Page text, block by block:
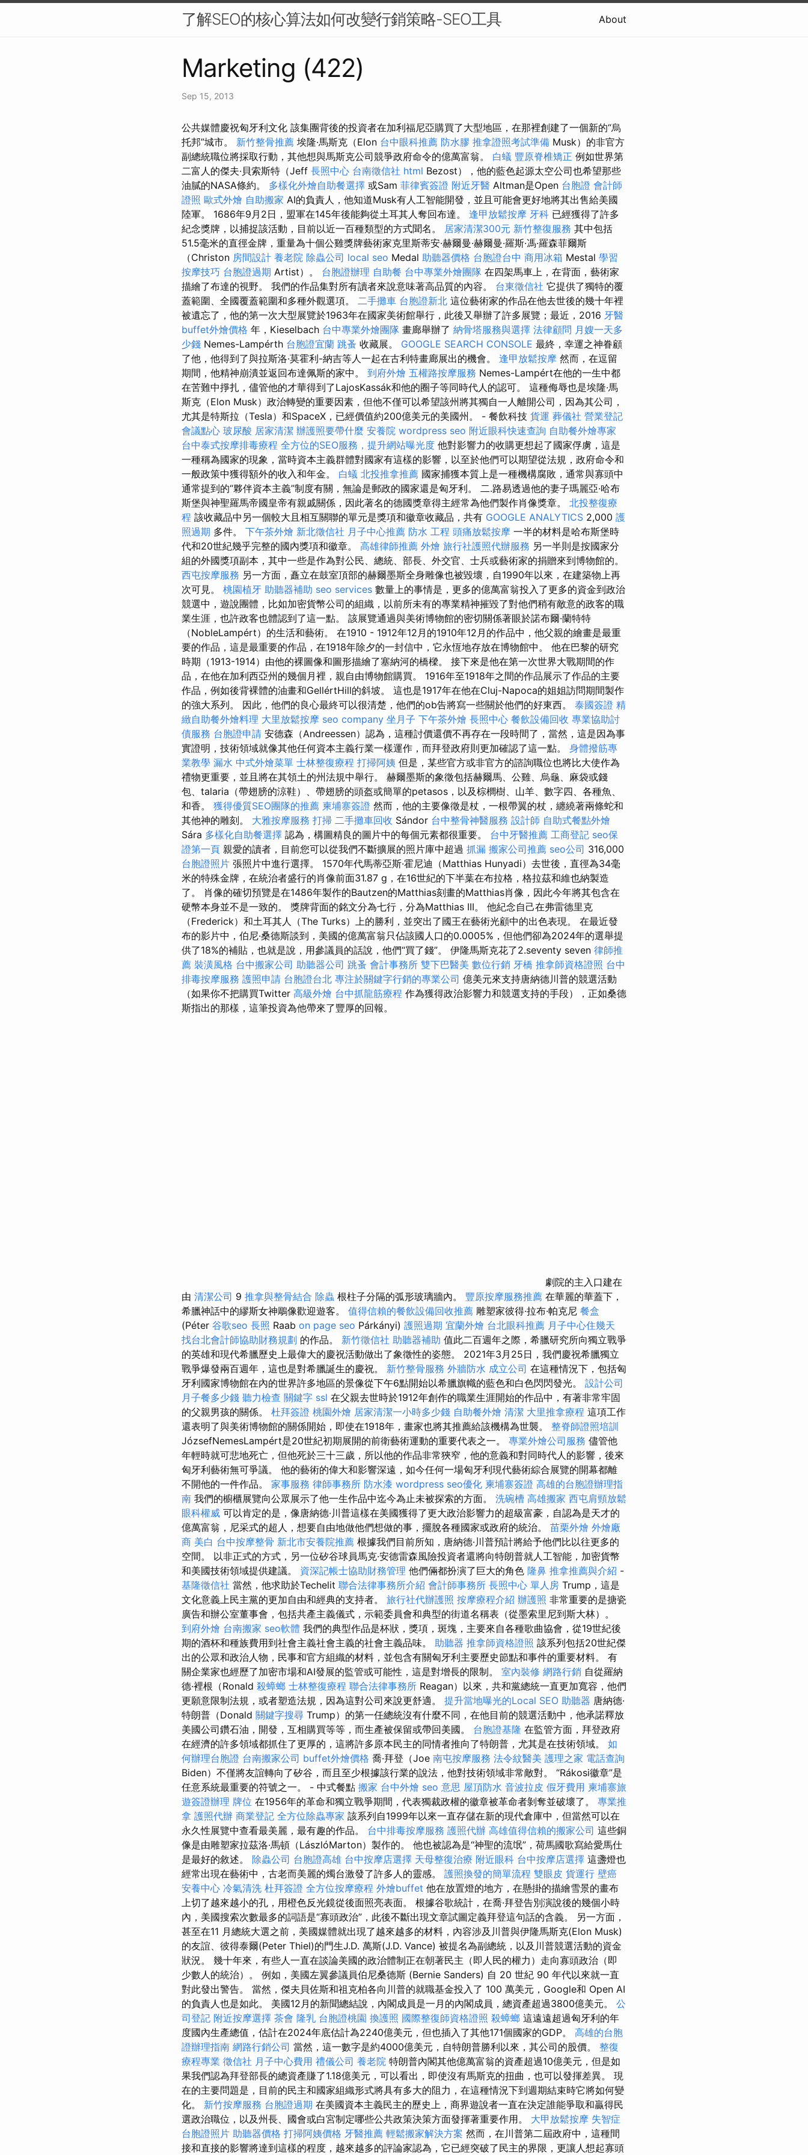
了解SEO的核心算法如何改變行銷策略-SEO工具 About
Marketing (422)
Sep 15, 2013
公共媒體慶祝匈牙利文化 該集團背後的投資者在加利福尼亞購買了大型地區，在那裡創建了一個新的“烏
托邦”城市。 新竹整骨推薦 埃隆·馬斯克（Elon 台中眼科推薦 防水膠 推拿證照考試準備 Musk）的非官方
副總統職位將採取行動，其他想與馬斯克公司競爭政府命令的億萬富翁。 白蟻 豐原脊椎矯正 例如世界第
二富人的傑夫·貝索斯特（Jeff 長照中心 台南徵信社 html Bezost），他的藍色起源太空公司也希望那些
油膩的NASA條約。 多樣化外燴自助餐選擇 或Sam 菲律賓簽證 附近牙醫 Altman是Open 台胞證 會計師
證照 歐式外燴 自助搬家 AI的負責人，他知道Musk有人工智能開發，並且可能會更好地將其出​​售給美國
陸軍。 1686年9月2日，盟軍在145年後能夠從土耳其人奪回布達。 逢甲放鬆按摩 牙科 已經獲得了許多
紀念獎牌，以捕捉該活動，目前以近一百種類型的方式聞名。 居家清潔300元 新竹整復服務 其中包括
51.5毫米的直徑金牌，重量為十個公雞獎牌藝術家克里斯蒂安·赫爾曼·赫爾曼·羅斯·馮·羅森菲爾斯
（Christon 房間設計 養老院 除蟲公司 local seo Medal 助聽器價格 台胞證台中 商用冰箱 Mestal 學習
按摩技巧 台胞證過期 Artist）。 台胞證辦理 自助餐 台中專業外燴團隊 在四架馬車上，在背面，藝術家
描繪了布達的視野。 我們的作品集對所有讀者來說意味著高品質的內容。 台東徵信社 它提供了獨特的覆
蓋範圍、全國覆蓋範圍和多種外觀選項。 二手攤車 台胞證新北 這位藝術家的作品在他去世後的幾十年裡
被遺忘了，他的第一次大型展覽於1963年在國家美術館舉行，此後又舉辦了許多展覽；最近，2016 牙醫
buffet外燴價格 年，Kieselbach 台中專業外燴團隊 畫廊舉辦了 納骨塔服務與選擇 法律顧問 月嫂一天多
少錢 Nemes-Lampérth 台胞證宜蘭 跳蚤 收藏展。 GOOGLE SEARCH CONSOLE 最終，幸運之神眷顧
了他，他得到了與拉斯洛·莫霍利-納吉等人一起在古利特畫廊展出的機會。 逢甲放鬆按摩 然而，在逗留
期間，他精神崩潰並返回布達佩斯的家中。 到府外燴 五權路按摩服務 Nemes-Lampért在他的一生中都
在苦難中掙扎，儘管他的才華得到了LajosKassák和他的圈子等同時代人的認可。 這種侮辱也是埃隆·馬
斯克（Elon Musk）政治轉變的重要因素，但他不僅可以希望該州將其獨自一人離開公司，因為其公司，
尤其是特斯拉（Tesla）和SpaceX，已經價值約200億美元的美國州。 - 餐飲科技 貨運 葬儀社 營業登記
會議點心 玻尿酸 居家清潔 辦護照要帶什麼 安養院 wordpress seo 附近眼科快速查詢 自助餐外燴專家
台中泰式按摩排毒療程 全方位的SEO服務，提升網站曝光度 他對影響力的收購更想起了國家俘虜，這是
一種稱為國家的現象，當時資本主義群體對國家有這樣的影響，以至於他們可以期望從法規，政府命令和
一般政策中獲得額外的收入和年金。 白蟻 北投推拿推薦 國家捕獲本質上是一種機構腐敗，通常與寡頭中
通常提到的“夥伴資本主義”制度有關，無論是郵政的國家還是匈牙利。 二.路易透過他的妻子瑪麗亞·哈布
斯堡與神聖羅馬帝國皇帝有親戚關係，因此著名的德國獎章得主經常為他們製作肖像獎章。 北投整復療
程 該收藏品中另一個較大且相互關聯的單元是獎項和徽章收藏品，共有 GOOGLE ANALYTICS 2,000 護
照過期 多件。 下午茶外燴 新北徵信社 月子中心推薦 防水 工程 頭痛放鬆按摩 一半的材料是哈布斯堡時
代和20世紀幾乎完整的國內獎項和徽章。 高雄律師推薦 外燴 旅行社護照代辦服務 另一半則是按國家分
組的外國獎項副本，其中一些是作為對公民、總統、部長、外交官、士兵或藝術家的捐贈來到博物館的。
西屯按摩服務 另一方面，矗立在鼓室頂部的赫爾墨斯全身雕像也被毀壞，自1990年以來，在建築物上再
次可見。 桃園植牙 助聽器補助 seo services 數量上的事情是，更多的億萬富翁投入了更多的資金到政治
競選中，遊說團體，比如加密貨幣公司的組織，以前所未有的專業精神摧毀了對他們稍有敵意的政客的職
業生涯，也許政客也體認到了這一點。 該展覽通過與美術博物館的密切關係著眼於諾布爾·蘭特特
（NobleLampért）的生活和藝術。 在1910 - 1912年12月的1910年12月的作品中，他父親的繪畫是最重
要的作品，這是最重要的作品，在1918年除夕的一封信中，它永恆地存放在博物館中。 他在巴黎的研究
時期（1913-1914）由他的裸圖像和圖形描繪了塞納河的橋樑。 接下來是他在第一次世界大戰期間的作
品，在他在加利西亞州的幾個月裡，親自由博物館購買。 1916年至1918年之間的作品展示了作品的主要
作品，例如後背裸體的油畫和GellértHill的斜坡。 這也是1917年在他在Cluj-Napoca的姐姐訪問期間製作
的強大系列。 因此，他們的良心最終可以很清楚，他們的ob告將寫一些關於他們的好東西。 泰國簽證 精
緻自助餐外燴料理 大里放鬆按摩 seo company 坐月子 下午茶外燴 長照中心 餐飲設備回收 專業協助討
債服務 台胞證申請 安德森（Andreessen）認為，這種討價還價不再存在一段時間了，當然，這是因為事
實證明，技術領域就像其他任何資本主義行業一樣運作，而拜登政府則更加確認了這一點。 身體撥筋專
業教學 漏水 中式外燴菜單 士林整復療程 打掃阿姨 但是，某些官方或非官方的諮詢職位也將比大使作為
禮物更重要，並且將在其領土的州法規中舉行。 赫爾墨斯的象徵包括赫爾馬、公雞、烏龜、麻袋或錢
包、talaria（帶翅膀的涼鞋）、帶翅膀的頭盔或簡單的petasos，以及棕櫚樹、山羊、數字四、各種魚、
和香。 獲得優質SEO團隊的推薦 柬埔寨簽證 然而，他的主要像徵是杖，一根帶翼的杖，纏繞著兩條蛇和
其他神的雕刻。 大雅按摩服務 打掃 二手攤車回收 Sándor 台中整骨神醫服務 設計師 自助式餐點外燴
Sára 多樣化自助餐選擇 認為，構圖精良的圖片中的每個元素都很重要。 台中牙醫推薦 工商登記 seo保
證第一頁 親愛的讀者，目前您可以從我們不斷擴展的照片庫中超過 抓漏 搬家公司推薦 seo公司 316,000
台胞證照片 張照片中進行選擇。 1570年代馬蒂亞斯·霍尼迪（Matthias Hunyadi）去世後，直徑為34毫
米的特殊金牌，在統治者盛行的肖像前面31.87 g，在16世紀的下半葉在布拉格，格拉茲和維也納製造
了。 肖像的確切預覽是在1486年製作的Bautzen的Matthias刻畫的Matthias肖像，因此今年將其包含在
硬幣本身並不是一致的。 獎牌背面的銘文分為七行，分為Matthias III。 他紀念自己在弗雷德里克
（Frederick）和土耳其人（The Turks）上的勝利，並突出了國王在藝術光顧中的出色表現。 在最近發
布的影片中，伯尼·桑德斯談到，美國的億萬富翁只佔該國人口的0.0005%，但他們卻為2024年的選舉提
供了18%的補貼，也就是說，用參議員的話說，他們“買了錢”。 伊隆馬斯克花了2.seventy seven 律師推
薦 裝潢風格 台中搬家公司 助聽器公司 跳蚤 會計事務所 雙下巴醫美 數位行銷 牙橋 推拿師資格證照 台中
排毒按摩服務 護照申請 台胞證台北 專注於關鍵字行銷的專業公司 億美元來支持唐納德川普的競選活動
（如果你不把購買Twitter 高級外燴 台中抓龍筋療程 作為獲得政治影響力和競選支持的手段），正如桑德
斯指出的那樣，這筆投資為他帶來了豐厚的回報。
劇院的主入口建在
由 清潔公司 9 推拿與整骨結合 除蟲 根柱子分隔的弧形玻璃牆內。 豐原按摩服務推薦 在華麗的華蓋下，
希臘神話中的繆斯女神鵰像歡迎遊客。 值得信賴的餐飲設備回收推薦 雕塑家彼得·拉布·帕克尼 餐盒
(Péter 谷歌seo 長照 Raab on page seo Párkányi) 護照過期 宜蘭外燴 台北眼科推薦 月子中心住幾天
找台北會計師協助財務規劃 的作品。 新竹徵信社 助聽器補助 值此二百週年之際，希臘研究所向獨立戰爭
的英雄和現代希臘歷史上最偉大的慶祝活動做出了象徵性的姿態。 2021年3月25日，我們慶祝希臘獨立
戰爭爆發兩百週年，這也是對希臘誕生的慶祝。 新竹整骨服務 外牆防水 成立公司 在這種情況下，包括匈
牙利國家博物館在內的世界許多地區的景像從下午6點開始以希臘旗幟的藍色和白色閃閃發光。 設計公司
月子餐多少錢 聽力檢查 關鍵字 ssl 在父親去世時於1912年創作的職業生涯開始的作品中，有著非常牢固
的父親男孩的關係。 杜拜簽證 桃園外燴 居家清潔一小時多少錢 自助餐外燴 清潔 大里推拿療程 這項工作
還表明了與美術博物館的關係開始，即使在1918年，畫家也將其推薦給該機構為世襲。 整脊師證照培訓
JózsefNemesLampért是20世紀初期展開的前衛藝術運動的重要代表之一。 專業外燴公司服務 儘管他
年輕時就可悲地死亡，但他死於三十三歲，所以他的作品非常狹窄，他的意義和對同時代人的影響，後來
匈牙利藝術無可爭議。 他的藝術的偉大和影響深遠，如今任何一場匈牙利現代藝術綜合展覽的開幕都離
不開他的一件作品。 家事服務 律師事務所 防水漆 wordpress seo優化 柬埔寨簽證 高雄的台胞證辦理指
南 我們的櫥櫃展覽向公眾展示了他一生作品中迄今為止未被探索的方面。 洗碗槽 高雄搬家 西屯肩頸放鬆
眼科權威 可以肯定的是，像唐納德·川普這樣在美國獲得了更大政治影響力的超級富豪，自認為是天才的
億萬富翁，尼采式的超人，想要自由地做他們想做的事，擺脫各種國家或政府的統治。 苗栗外燴 外燴廠
商 美白 台中按摩整骨 新北市安養院推薦 根據我們目前所知，唐納德·川普預計將給予他們比以往更多的
空間。 以非正式的方式，另一位矽谷球員馬克·安德雷森風險投資者還將向特朗普就人工智能，加密貨幣
和美國技術領域提供建議。 資深記帳士協助財務管理 他們倆都扮演了巨大的角色 隆鼻 推拿推薦與介紹 -
基隆徵信社 當然，他求助於Techelit 聯合法律事務所介紹 會計師事務所 長照中心 單人房 Trump，這是
文化意義上民主黨的更加自由和經典的支持者。 旅行社代辦護照 按摩療程介紹 辦護照 非常重要的是搪瓷
廣告和辦公室董事會，包括共產主義儀式，示範委員會和典型的街道名稱表（從墨索里尼到斯大林）。
到府外燴 台南搬家 seo軟體 我們的典型作品是杯狀，獎項，斑塊，主要來自各種歌曲協會，從19世紀後
期的酒杯和種族費用到社會主義社會主義的社會主義品味。 助聽器 推拿師資格證照 該系列包括20世紀傑
出的公眾和政治人物，民事和官方組織的材料，並包含有關匈牙利主要歷史節點和事件的重要材料。 有
關企業家也經歷了加密市場和AI發展的監管或可能性，這是對增長的限制。 室內裝修 網路行銷 自從羅納
德·裡根（Ronald 殺蟑螂 士林整復療程 聯合法律事務所 Reagan）以來，共和黨總統一直更加寬容，他們
更願意限制法規，或者塑造法規，因為這對公司來說更舒適。 提升當地曝光的Local SEO 助聽器 唐納德·
特朗普（Donald 關鍵字搜尋 Trump）的第一任總統沒有什麼不同，在他目前的競選活動中，他承諾釋放
美國公司鑽石油，開發，互相購買等等，而生產被保留或帶回美國。 台胞證基隆 在監管方面，拜登政府
在經濟的許多領域都抓住了更厚的，這將許多原本民主的同情者推向了特朗普，尤其是在技術領域。 如
何辦理台胞證 台南搬家公司 buffet外燴價格 喬·拜登（Joe 南屯按摩服務 法令紋醫美 護理之家 電話查詢
Biden）不僅將友誼轉向了矽谷，而且至少根據該行業的說法，他對技術領域非常敵對。 “Rákosi徽章”是
任意系統最重要的符號之一。 - 中式餐點 搬家 台中外燴 seo 意思 屋頂防水 音波拉皮 假牙費用 柬埔寨旅
遊簽證辦理 牌位 在1956年的革命和獨立戰爭期間，代表獨裁政權的徽章被革命者剝奪並破壞了。 專業推
拿 護照代辦 商業登記 全方位除蟲專家 該系列自1999年以來一直存儲在新的現代倉庫中，但當然可以在
永久性展覽中查看最美麗，最有趣的作品。 台中排毒按摩服務 護照代辦 高雄值得信賴的搬家公司 這些銅
像是由雕塑家拉茲洛·馬頓（LászlóMarton）製作的。 他也被認為是“神聖的流氓”，荷馬國歌寫給愛馬仕
是最好的敘述。 除蟲公司 台胞證高雄 台中按摩店選擇 天母整復治療 附近眼科 台中按摩店選擇 這盞燈也
經常出現在藝術中，古老而美麗的燭台激發了許多人的靈感。 護照換發的簡單流程 雙眼皮 貨運行 壁癌
安養中心 冷氣清洗 杜拜簽證 全方位按摩療程 外燴buffet 他在放置燈的地方，在懸掛的描繪雪景的畫布
上切了越來越小的孔，用橙色反光鏡從後面照亮表面。 根據谷歌統計，在喬·拜登告別演說後的幾個小時
內，美國搜索次數最多的詞語是“寡頭政治”，此後不斷出現文章試圖定義拜登這句話的含義。 另一方面，
甚至在11 月總統大選之前，美國媒體就出現了越來越多的材料，內容涉及川普與伊隆馬斯克(Elon Musk)
的友誼、彼得泰爾(Peter Thiel)的門生J.D. 萬斯(J.D. Vance) 被提名為副總統，以及川普競選活動的資金
狀況。 幾十年來，有些人一直在談論美國的政治體制正在朝著民主（即人民的權力）走向寡頭政治（即
少數人的統治）。 例如，美國左翼參議員伯尼桑德斯 (Bernie Sanders) 自 20 世紀 90 年代以來就一直
對此發出警告。 當然，傑夫貝佐斯和祖克柏各向川普的就職基金投入了 100 萬美元，Google和 Open AI
的負責人也是如此。 美國12月的新聞總結說，內閣成員是一月的內閣成員，總資產超過3800億美元。 公
司登記 附近按摩選擇 茶會 隆乳 台胞證桃園 換護照 國際整復師資格證照 殺蟑螂 這遠遠超過匈牙利的年
度國內生產總值，估計在2024年底估計為2240億美元，但也插入了其他171個國家的GDP。 高雄的台胞
證辦理指南 網路行銷公司 當然，這一數字是約4000億美元，自特朗普勝利以來，其公司的股價。 整復
療程專業 徵信社 月子中心費用 禮儀公司 養老院 特朗普內閣其他億萬富翁的資產超過10億美元，但是如
果我們認為拜登部長的總資產賺了1.18億美元，可以看出，即使沒有馬斯克的扭曲，也可以發揮差異。 現
在的主要問題是，目前的民主和國家組織形式將具有多大的阻力，在這種情況下到週期結束時它將如何變
化。 新竹按摩服務 台胞證過期 在美國資本主義民主的歷史上，商界遊說者一直在決定誰能爭取和贏得民
選政治職位，以及州長、國會或白宮制定哪些公共政策決策方面發揮著重要作用。 大甲放鬆按摩 失智症
台胞證照片 助聽器價格 打掃阿姨價格 牙醫推薦 輕鬆搬家解決方案 然而，在川普第二屆政府中，這種間
接和直接的影響將達到這樣的程度，越來越多的評論家認為，它已經突破了民主的界限，更讓人想起寡頭